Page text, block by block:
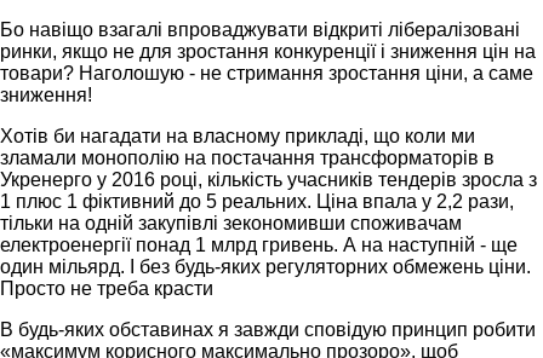
Бо навіщо взагалі впроваджувати відкриті лібералізовані
ринки, якщо не для зростання конкуренції і зниження цін на
товари? Наголошую - не стримання зростання ціни, а саме
зниження!
Хотів би нагадати на власному прикладі, що коли ми
зламали монополію на постачання трансформаторів в
Укренерго у 2016 році, кількість учасників тендерів зросла з
1 плюс 1 фіктивний до 5 реальних. Ціна впала у 2,2 рази,
тільки на одній закупівлі зекономивши споживачам
електроенергії понад 1 млрд гривень. А на наступній - ще
один мільярд. І без будь-яких регуляторних обмежень ціни.
Просто не треба красти
В будь-яких обставинах я завжди сповідую принцип робити
«максимум корисного максимально прозоро», щоб